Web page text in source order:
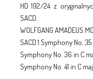
HD 192/24 z
SACD.
WOLFGANG AMADEUS
SACD 1 Symphony No.
Symphony No. 36 in C
Symphony No. 41 in C